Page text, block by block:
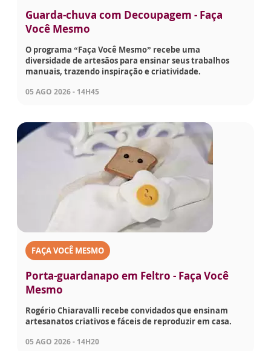
Guarda-chuva com Decoupagem - Faça
Você Mesmo
O programa “Faça Você Mesmo” recebe uma
diversidade de artesãos para ensinar seus trabalhos
manuais, trazendo inspiração e criatividade.
05 AGO 2026 - 14H45
FAÇA VOCÊ MESMO
Porta-guardanapo em Feltro - Faça Você
Mesmo
Rogério Chiaravalli recebe convidados que ensinam
artesanatos criativos e fáceis de reproduzir em casa.
05 AGO 2026 - 14H20